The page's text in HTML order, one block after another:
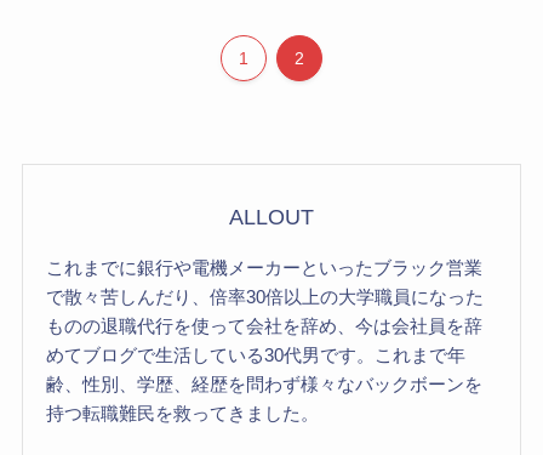
1 2
ALLOUT
これまでに銀行や電機メーカーといったブラック営業
で散々苦しんだり、倍率30倍以上の大学職員になった
ものの退職代行を使って会社を辞め、今は会社員を辞
めてブログで生活している30代男です。これまで年
齢、性別、学歴、経歴を問わず様々なバックボーンを
持つ転職難民を救ってきました。